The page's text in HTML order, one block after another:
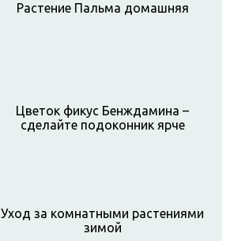
Растение Пальма домашняя
Цветок фикус Бенждамина –
сделайте подоконник ярче
Уход за комнатными растениями
зимой